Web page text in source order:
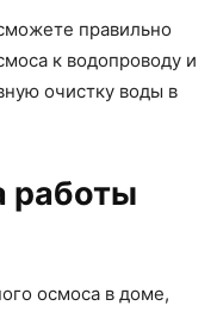
правильно
к водопроводу и
очистку воды в
работы
осмоса в доме,